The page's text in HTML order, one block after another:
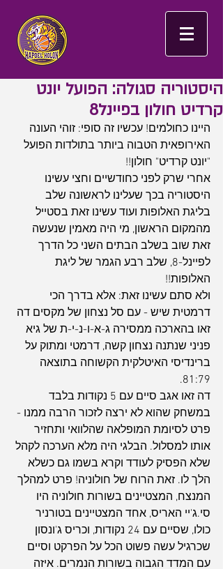
היסטוריה סגולה: הפועל יונט
קרדיט חולון בפיינל8
היינו כחולמים! עכשיו זה סופי: זוהי העונה
האירופאית הטבוה ביותר בתולדות הפועל
"יונט קרדיט" חולון!!
אחרי שרק לפני כחודשיים וחצי עשינו
היסטוריה בכך שעלינו לראשונה שלב
בליגת האלופות ועוד עשינו זאת בסטייל
מהמקום הראשון, מי היה מאמין שנעשה
זאת שוב בשלב הבתים השני כל הדרך
לפיינל-8, שלב רבע הגמר של ליגת
האלופות!!
ולא סתם עשינו זאת: אלא בדרך הכי
דרמטית שיש - עם סל נצחון של מקסים דה
זאו בהארכה ממסירה ג-א-ו-נ-י-ת של גיא
פניני שנתנה נצחון קשה, דרמטי ומתוק על
ברינדיסי האיטלקית הקשוחה בתוצאה
81:79.
דה זאו אגב סיים עם 5 נקודות בלבד
במשחק שהוא לא ירצה לזכור הרבה ממנו -
פרט לסיומת המופלאה שהלוואי ותחזיר
אותו למסלול. הבלגי היה מלא הערכה לקהל
שלא הפסיק לעודד וקרא בשמו גם כשלא
הלך לו. זאת הרוח של חולוניה! פרט למהלך
המנצח, המצטיינים בשורות חולוניה היו
סי.ג'יי האריס, אחד המצטיינים בטורניר
כולו, שסיים עם 24 נקודות, וכריס ג'ונסון
שכרגיל עשה פשוט הכל על הפרקט וסיים
עם המדד הגבוה בשורות הנמרים. איזה